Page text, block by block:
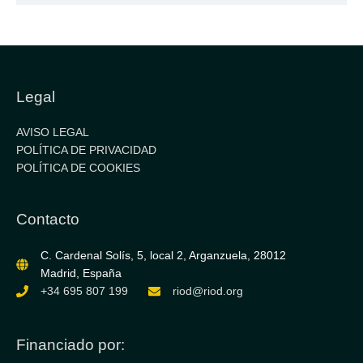
Legal
AVISO LEGAL
POLÍTICA DE PRIVACIDAD
POLÍTICA DE COOKIES
Contacto
C. Cardenal Solís, 5, local 2, Arganzuela, 28012
Madrid, España
+34 695 807 199
riod@riod.org
Financiado por: